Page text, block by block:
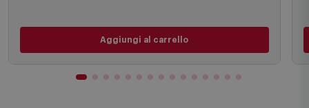
Aggiungi al carrello